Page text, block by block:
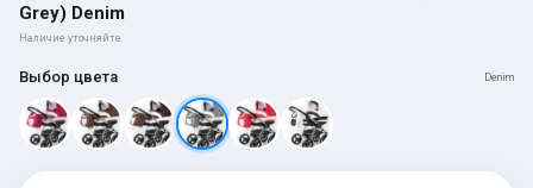
Grey) Denim
Наличие уточняйте
Выбор цвета Denim